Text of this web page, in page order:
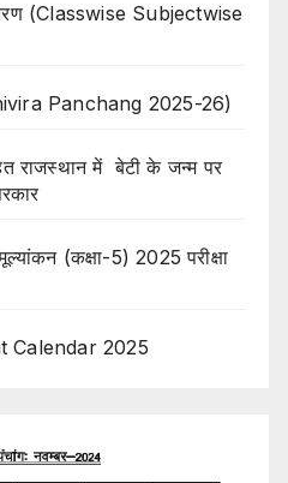
(Classwise Subjectwise
Panchang 2025-26)
राजस्थान में बेटी के जन्म पर
(कक्षा-5) 2025 परीक्षा
Calendar 2025